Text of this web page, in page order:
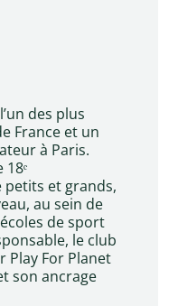
des plus
France et un
à Paris.
et grands,
au sein de
de sport
le club
Play For Planet
son ancrage